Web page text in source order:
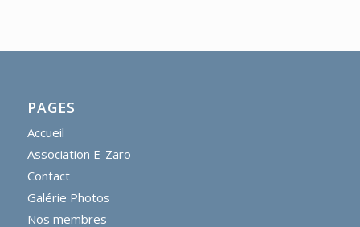
PAGES
Accueil
Association E-Zaro
Contact
Galérie Photos
Nos membres